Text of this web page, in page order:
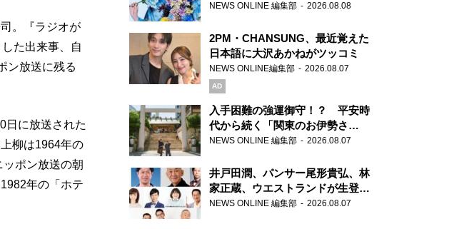
。『ラジオが
た出来事、自
ン放送に残る
日に放送された
柳は1964年の
ッポン放送の朝
年の「ホテ
NEWS ONLINE 編集部 2026.08.08
2PM・CHANSUNG、最近覚えた
日本語に大沢あかねがツッコミ
NEWS ONLINE編集部 2026.08.07
AD
入手困難の強運御守！？ 平安時
代から続く「関東のお伊勢さ
ま」、芝大神宮にてランパンプス
NEWS ONLINE 編集部 2026.08.07
井戸田潤、パンサー尾形貴弘、林
家正蔵、ウエストランドが生登
場！『ラジオビバリー昼ズ』
NEWS ONLINE 編集部 2026.08.07